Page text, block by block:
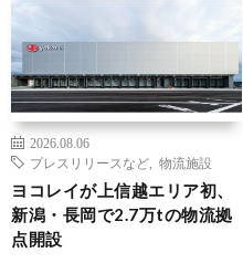
2026.08.06
プレスリリースなど
物流施設
ヨコレイが上信越エリア初、
新潟・長岡で2.7万tの物流拠
点開設